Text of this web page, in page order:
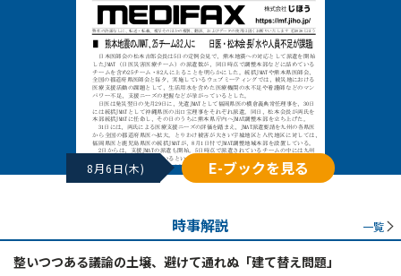
8月6日(木) E-ブックを見る
時事解説 一覧
整いつつある議論の土壌、避けて通れぬ「建て替え問題」